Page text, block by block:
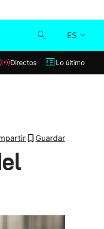
ES
Klisk
Directos Lo último
Guardar